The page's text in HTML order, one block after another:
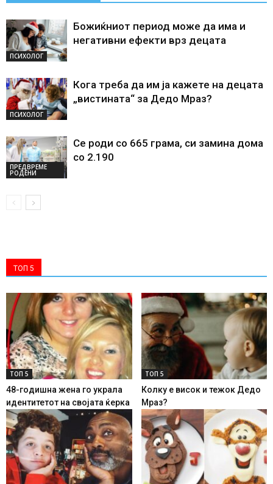
ПСИХОЛОГ
Божиќниот период може да има и
негативни ефекти врз децата
ПСИХОЛОГ
Кога треба да им ја кажете на децата
„вистината“ за Дедо Мраз?
ПРЕДВРЕМЕ
РОДЕНИ
Се роди со 665 грама, си замина дома
со 2.190
ТОП 5
ТОП 5
48-годишна жена го украла
идентитетот на својата ќерка
ТОП 5
Колку е висок и тежок Дедо
Мраз?